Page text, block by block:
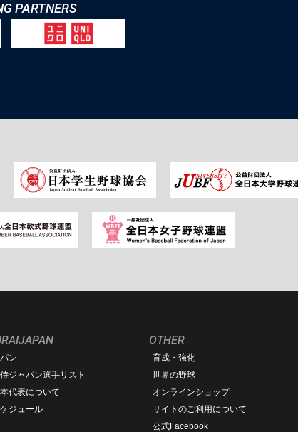
PARTNERS
ン
ジャパン選手リスト
代表について
ジュール
OTHER
育成・強化
世界の野球
オンラインショップ
サイトのご利用について
公式Facebook